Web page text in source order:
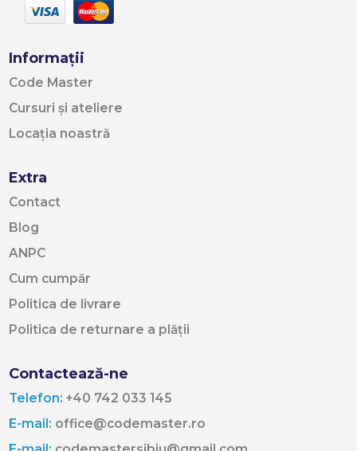
Informații
Code Master
Cursuri și ateliere
Locația noastră
Extra
Contact
Blog
ANPC
Cum cumpăr
Politica de livrare
Politica de returnare a plății
Contactează-ne
Telefon: +40 742 033 145
E-mail: office@codemaster.ro